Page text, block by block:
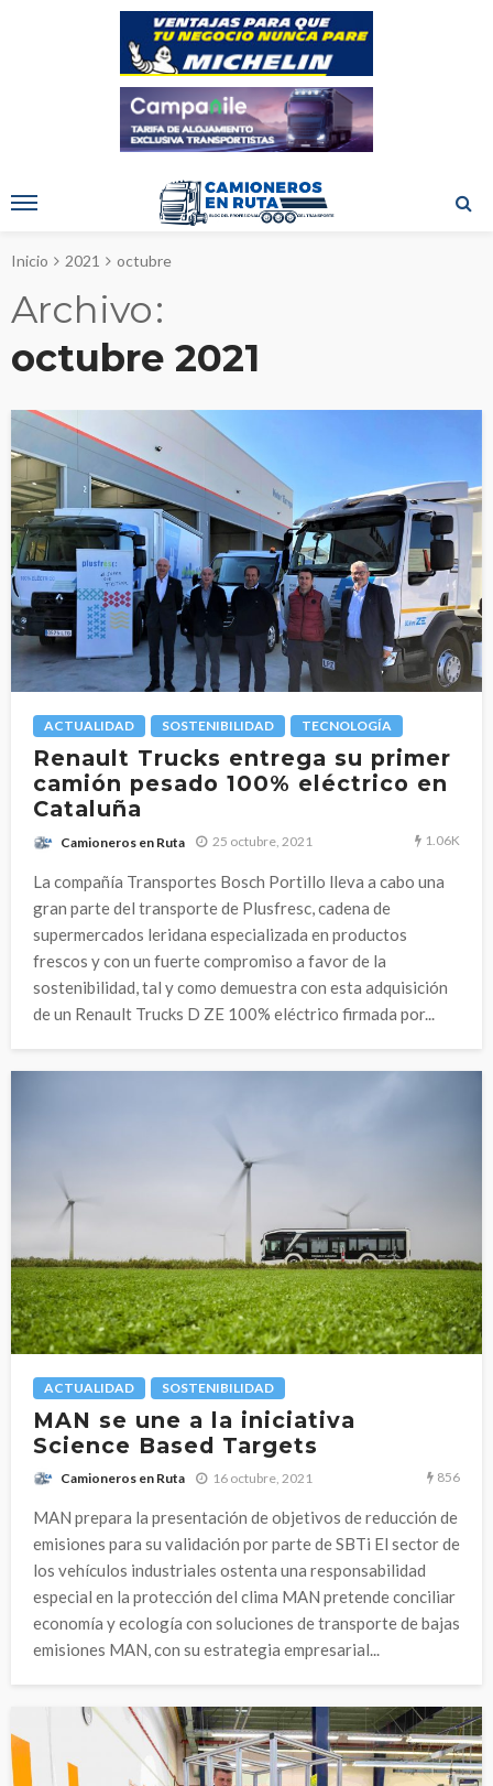
Inicio 2021 octubre
Archivo
octubre 2021
ACTUALIDAD SOSTENIBILIDAD TECNOLOGÍA
Renault Trucks entrega su primer
camión pesado 100% eléctrico en
Cataluña
Camioneros en Ruta 25 octubre, 2021 1.06K
La compañía Transportes Bosch Portillo lleva a cabo una
gran parte del transporte de Plusfresc, cadena de
supermercados leridana especializada en productos
frescos y con un fuerte compromiso a favor de la
sostenibilidad, tal y como demuestra con esta adquisición
de un Renault Trucks D ZE 100% eléctrico firmada por...
ACTUALIDAD SOSTENIBILIDAD
MAN se une a la iniciativa
Science Based Targets
Camioneros en Ruta 16 octubre, 2021 856
MAN prepara la presentación de objetivos de reducción de
emisiones para su validación por parte de SBTi El sector de
los vehículos industriales ostenta una responsabilidad
especial en la protección del clima MAN pretende conciliar
economía y ecología con soluciones de transporte de bajas
emisiones MAN, con su estrategia empresarial...